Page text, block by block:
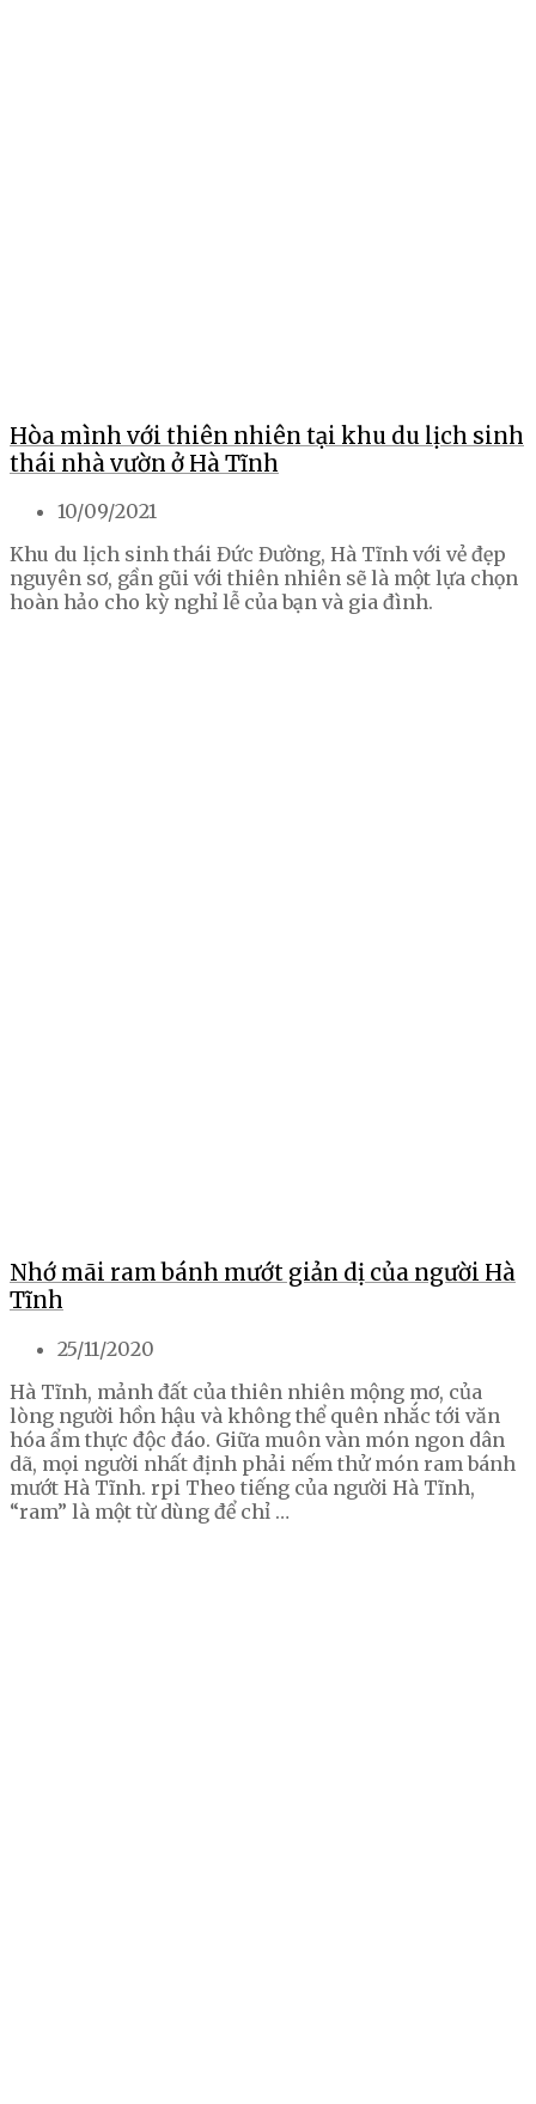
Hòa mình với thiên nhiên tại khu du lịch sinh
thái nhà vườn ở Hà Tĩnh
10/09/2021
Khu du lịch sinh thái Đức Đường, Hà Tĩnh với vẻ đẹp
nguyên sơ, gần gũi với thiên nhiên sẽ là một lựa chọn
hoàn hảo cho kỳ nghỉ lễ của bạn và gia đình.
Nhớ mãi ram bánh mướt giản dị của người Hà
Tĩnh
25/11/2020
Hà Tĩnh, mảnh đất của thiên nhiên mộng mơ, của
lòng người hồn hậu và không thể quên nhắc tới văn
hóa ẩm thực độc đáo. Giữa muôn vàn món ngon dân
dã, mọi người nhất định phải nếm thử món ram bánh
mướt Hà Tĩnh. rpi Theo tiếng của người Hà Tĩnh,
“ram” là một từ dùng để chỉ …